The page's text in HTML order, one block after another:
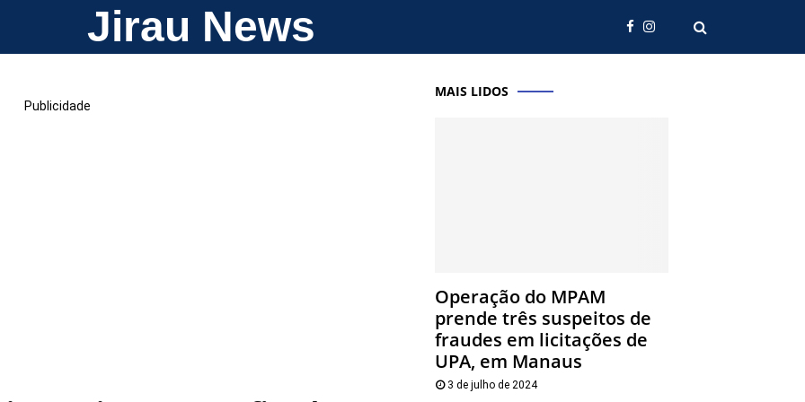
Jirau News
Publicidade
MAIS LIDOS
Operação do MPAM
prende três suspeitos de
fraudes em licitações de
UPA, em Manaus
3 de julho de 2024